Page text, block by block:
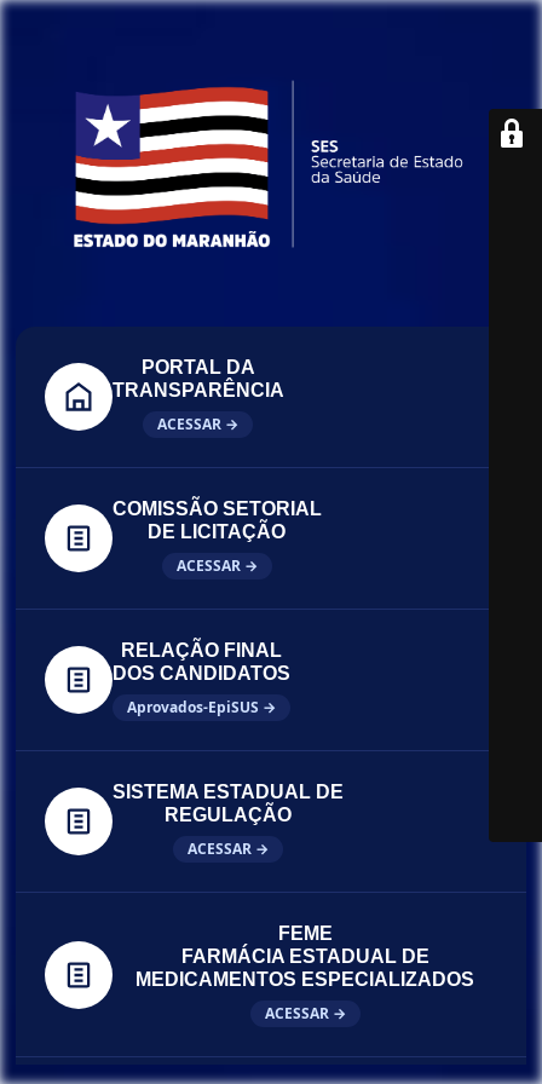
PORTAL DA
TRANSPARÊNCIA
ACESSAR →
COMISSÃO SETORIAL
DE LICITAÇÃO
ACESSAR →
RELAÇÃO FINAL
DOS CANDIDATOS
Aprovados-EpiSUS →
SISTEMA ESTADUAL DE
REGULAÇÃO
ACESSAR →
FEME
FARMÁCIA ESTADUAL DE
MEDICAMENTOS ESPECIALIZADOS
ACESSAR →